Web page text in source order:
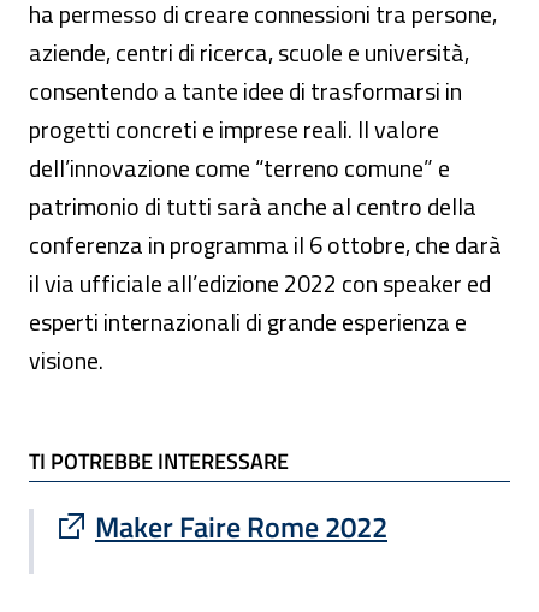
ha permesso di creare connessioni tra persone,
aziende, centri di ricerca, scuole e università,
consentendo a tante idee di trasformarsi in
progetti concreti e imprese reali. Il valore
dell’innovazione come “terreno comune” e
patrimonio di tutti sarà anche al centro della
conferenza in programma il 6 ottobre, che darà
il via ufficiale all’edizione 2022 con speaker ed
esperti internazionali di grande esperienza e
visione.
TI POTREBBE INTERESSARE
TI POTREBBE INTERESSARE
Maker Faire Rome 2022
Sito esterno : apre una nuova finestra